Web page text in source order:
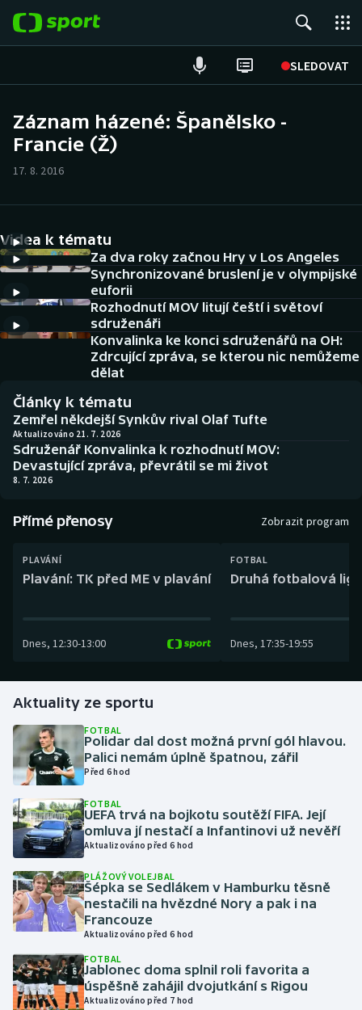
SLEDOVAT
Hokej
Cyklistika
DALŠÍ SPORTY
Americký fotbal
Baseball a softbal
Basketbal
Biatlon
Box
Curling
Florbal
Futsal
Golf
Gymnastika
Házená
Jezdectví
Judo
Krasobruslení
Lezení
Lyže a snowboard
NEPŘEHLÉDNĚTE
Historické návraty
Aplikace ČT sport
Záznam házené: Španělsko -
Francie (Ž)
17. 8. 2016
Videa k tématu
Za dva roky začnou Hry v Los Angeles
Synchronizované bruslení je v olympijské
euforii
Rozhodnutí MOV litují čeští i světoví
sdruženáři
Konvalinka ke konci sdruženářů na OH:
Zdrcující zpráva, se kterou nic nemůžeme
dělat
Články k tématu
Zemřel někdejší Synkův rival Olaf Tufte
Aktualizováno 21. 7. 2026
Sdruženář Konvalinka k rozhodnutí MOV:
Devastující zpráva, převrátil se mi život
8. 7. 2026
Přímé přenosy Zobrazit program
PLAVÁNÍ
Plavání: TK před ME v plavání
Dnes, 12:30-13:00
FOTBAL
Druhá fotbalová
Dnes, 17:35-19:55
Aktuality ze sportu
FOTBAL
Polidar dal dost možná první gól hlavou.
Palici nemám úplně špatnou, zářil
Před 6 hod
FOTBAL
UEFA trvá na bojkotu soutěží FIFA. Její
omluva jí nestačí a Infantinovi už nevěří
Aktualizováno před 6 hod
PLÁŽOVÝ VOLEJBAL
Šépka se Sedlákem v Hamburku těsně
nestačili na hvězdné Nory a pak i na
Francouze
Aktualizováno před 6 hod
FOTBAL
Jablonec doma splnil roli favorita a
úspěšně zahájil dvojutkání s Rigou
Aktualizováno před 7 hod